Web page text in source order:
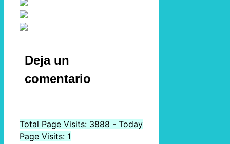
Deja un
comentario
Total Page Visits: 3888 - Today
Page Visits: 1